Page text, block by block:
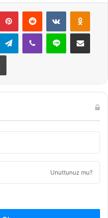
PinterestReddit VKontakte
TelegramViber Line E-Posta ile
Yazdır
Unuttunuz mu?